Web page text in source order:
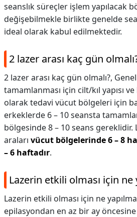
seanslık süreçler işlem yapılacak
değişebilmekle birlikte genelde
ideal olarak kabul edilmektedir.
2 lazer arası kaç gün
2 lazer arası kaç gün olmalı?,
tamamlanması için cilt/kıl yapısı
olarak tedavi vücut bölgeleri için
erkeklerde 6 – 10 seansta
bölgesinde 8 – 10 seans gereklidir.
araları vücut bölgelerinde 6 – 8
– 6 haftadır.
Lazerin etkili olması için ne
Lazerin etkili olması için ne
epilasyondan en az bir ay öncesine